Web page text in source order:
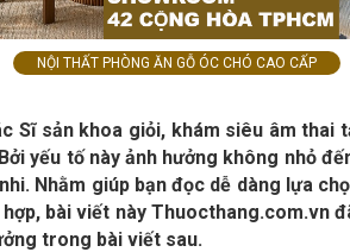
NỘI THẤT PHÒNG ĂN GỖ ÓC CHÓ CAO CẤP
Sĩ sản khoa giỏi, khám siêu âm thai
yếu tố này ảnh hưởng không nhỏ
Nhằm giúp bạn đọc dễ dàng lựa
bài viết này Thuocthang.com.vn
trong bài viết sau.